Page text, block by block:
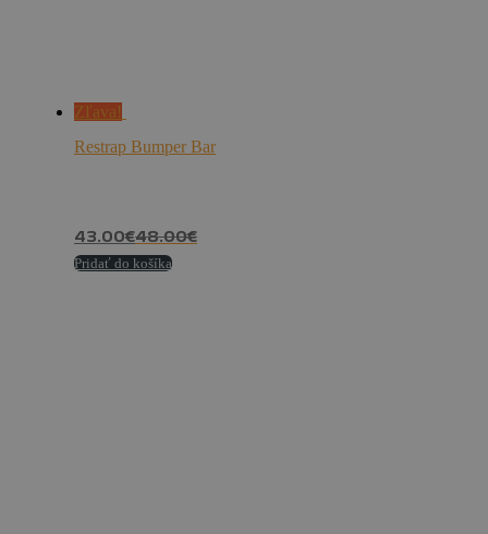
Zľava!
Restrap Bumper Bar
43.00€48.00€
Pridať do košíka